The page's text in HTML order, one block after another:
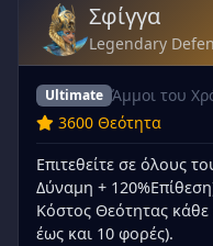
Σφίγγα
Legendary
Ultimate Άμμοι του
3600 Θεότητα
Επιτεθείτε σε όλους
Δύναμη +
Κόστος Θεότητας
έως και 10 φορές).